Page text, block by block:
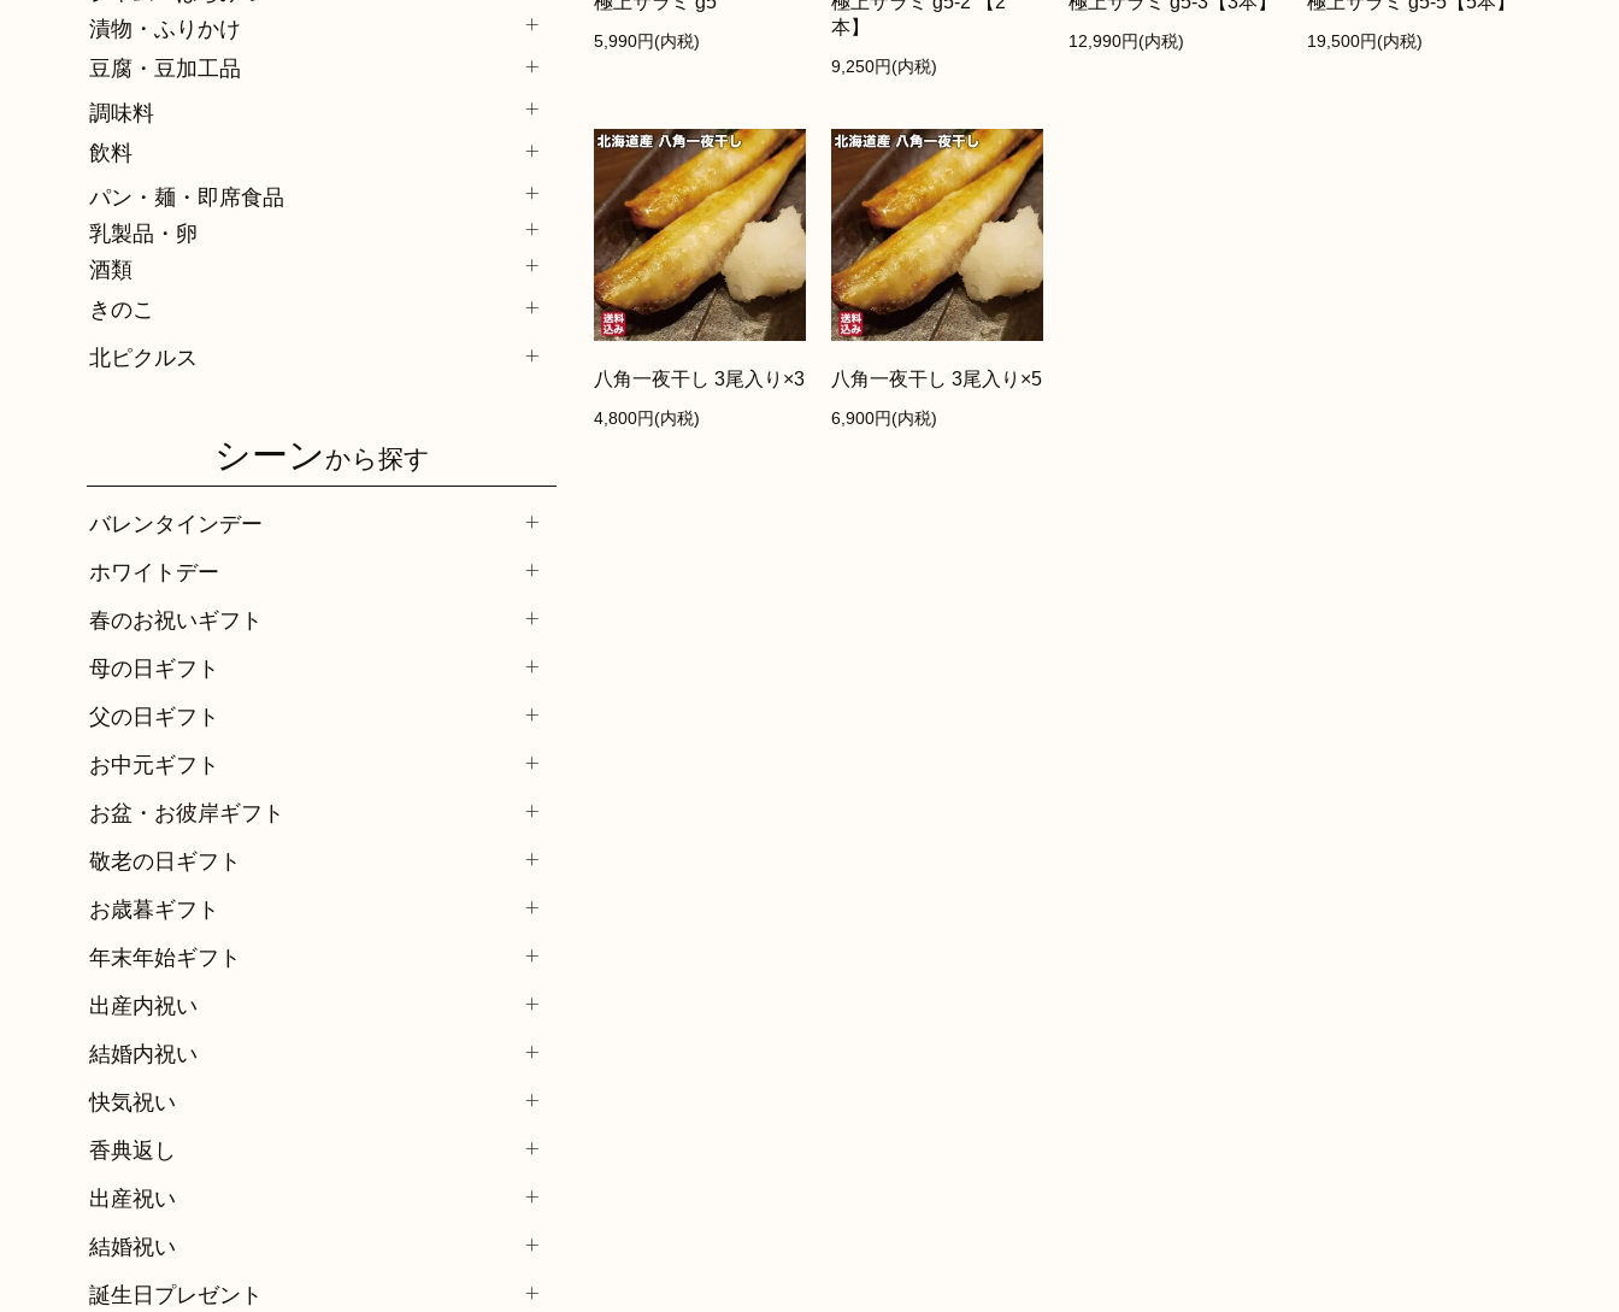
漬物・ふりかけ
豆腐・豆加工品
調味料
飲料
パン・麺・即席食品
乳製品・卵
酒類
きのこ
北ピクルス
シーンから探す
バレンタインデー
ホワイトデー
春のお祝いギフト
母の日ギフト
父の日ギフト
お中元ギフト
お盆・お彼岸ギフト
敬老の日ギフト
お歳暮ギフト
年末年始ギフト
出産内祝い
結婚内祝い
快気祝い
香典返し
出産祝い
結婚祝い
誕生日プレゼント
5,990円(内税)
本】
9,250円(内税)
12,990円(内税) 19,500円(内税)
八角一夜干し 3尾入り×3
4,800円(内税)
八角一夜干し 3尾入り×5
6,900円(内税)